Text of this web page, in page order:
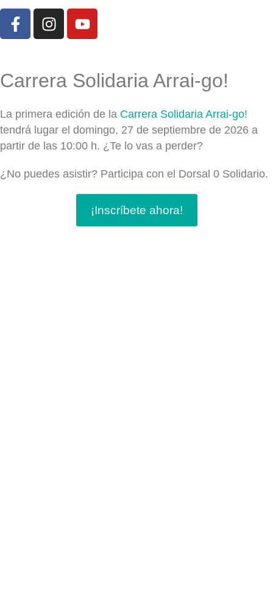
Carrera Solidaria Arrai-go!
La primera edición de la Carrera Solidaria Arrai-go!
tendrá lugar el domingo, 27 de septiembre de 2026 a
partir de las 10:00 h. ¿Te lo vas a perder?
¿No puedes asistir? Participa con el Dorsal 0 Solidario.
¡Inscríbete ahora!